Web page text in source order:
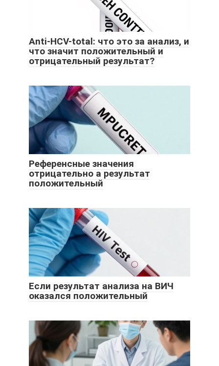
Anti-HCV-total: что это за анализ, и
что значит положительный и
отрицательный результат?
Референсные значения
отрицательно а результат
положительный
Если результат анализа на ВИЧ
оказался положительный